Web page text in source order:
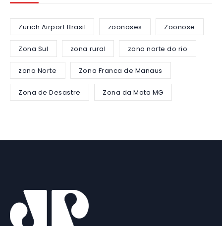
Zurich Airport Brasil zoonoses Zoonose
Zona Sul zona rural zona norte do rio
zona Norte Zona Franca de Manaus
Zona de Desastre Zona da Mata MG